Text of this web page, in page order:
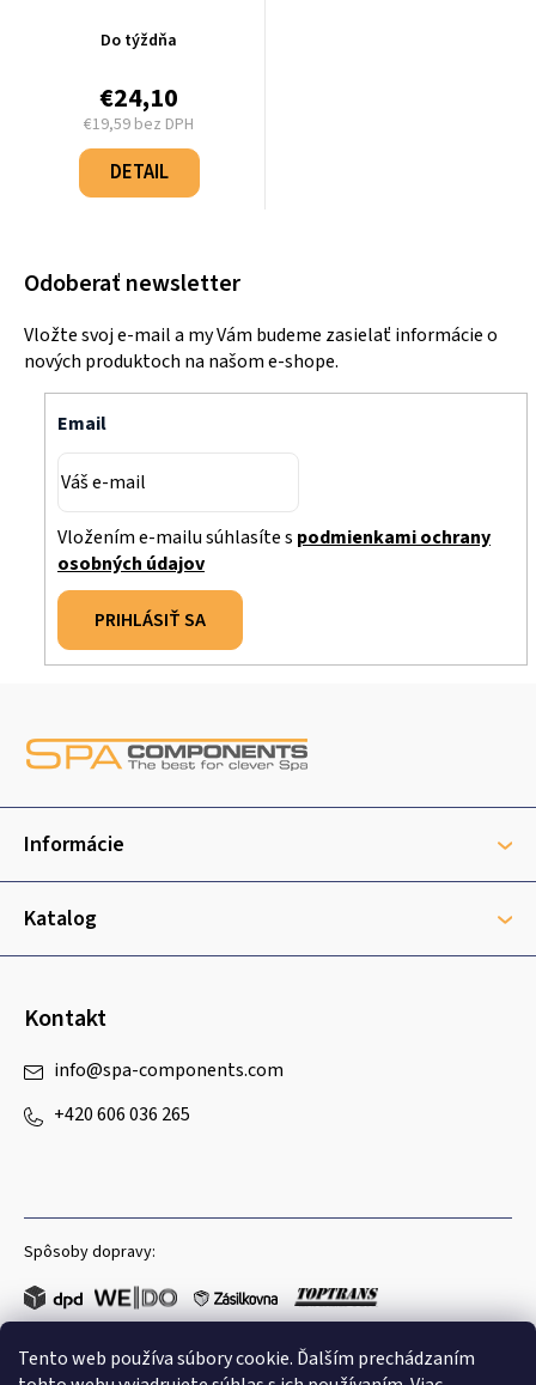
Tento web používa súbory cookie. Ďalším prechádzaním
Do týždňa
€24,10
€19,59 bez DPH
Jednotková
cena:
DETAIL
Odoberať newsletter
Vložte svoj e-mail a my Vám budeme zasielať informácie o
nových produktoch na našom e-shope.
Email
Vložením e-mailu súhlasíte s podmienkami ochrany
osobných údajov
PRIHLÁSIŤ SA
ä
i
Informácie
Katalog
Kontakt
info@spa-components.com
+420 606 036 265
Spôsoby dopravy:
Obľúbené spôsoby platby: